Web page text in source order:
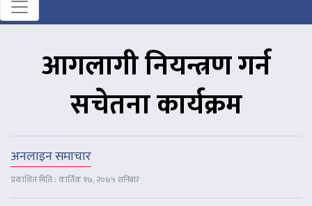
आगलागी नियन्त्रण गर्न
सचेतना कार्यक्रम
अनलाइन समाचार
प्रकाशित मिति : कार्तिक १७, २०७५ शनिबार